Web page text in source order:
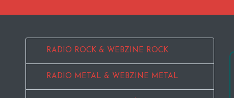
RADIO ROCK & WEBZINE ROCK
RADIO METAL & WEBZINE METAL